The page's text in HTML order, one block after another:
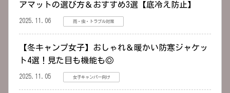
アマットの選び方＆おすすめ3選【底冷え防止】
2025.11.06 雨・虫・トラブル対策
【冬キャンプ女子】おしゃれ＆暖かい防寒ジャケッ
ト4選！見た目も機能も◎
2025.11.05 女子キャンパー向け